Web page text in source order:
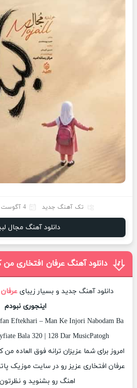
تک آهنگ جدید 4 آگوست 2026
دانلود آهنگ مجال
دانلود آهنگ عرفان افتخاری من
دانلود آهنگ جدید و بسیار زیبای
اینجوری نبودم
Eftekhari – Man Ke Injori Nabodam Ba
Bala 320 | 128 Dar MusicPatogh
امروز برای شما عزیزان ترانه فوق العاده
عرفان افتخاری عزیز رو در سایت موزیک
اهنگ رو بشنوید و